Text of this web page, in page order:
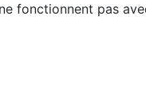
fonctionnent pas